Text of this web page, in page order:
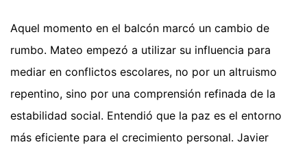
Aquel momento en el balcón marcó un cambio de
rumbo. Mateo empezó a utilizar su influencia para
mediar en conflictos escolares, no por un altruismo
repentino, sino por una comprensión refinada de la
estabilidad social. Entendió que la paz es el entorno
más eficiente para el crecimiento personal. Javier